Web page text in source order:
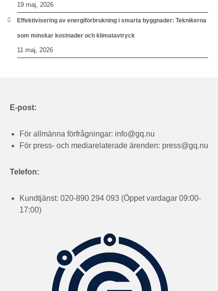
19 maj, 2026
Effektivisering av energiförbrukning i smarta byggnader: Teknikerna
som minskar kostnader och klimatavtryck
11 maj, 2026
E-post:
För allmänna förfrågningar: info@gq.nu
För press- och mediarelaterade ärenden: press@gq.nu
Telefon:
Kundtjänst: 020-890 294 093 (Öppet vardagar 09:00-
17:00)